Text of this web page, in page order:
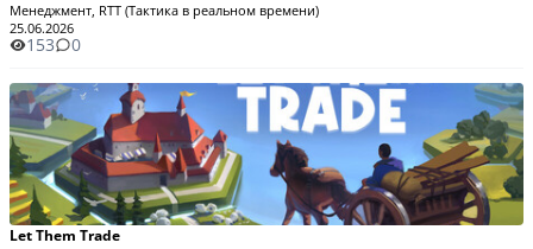
Менеджмент, RTT (Тактика в реальном времени)
25.06.2026
153 0
Let Them Trade